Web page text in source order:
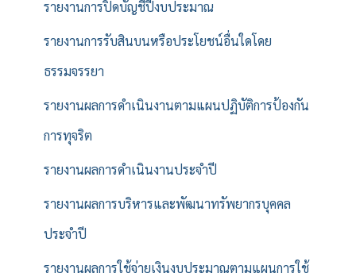
รายงานการปิดบัญชีปีงบประมาณ
รายงานการรับสินบนหรือประโยชน์อื่นใดโดย
ธรรมจรรยา
รายงานผลการดำเนินงานตามแผนปฏิบัติการป้องกัน
การทุจริต
รายงานผลการดำเนินงานประจำปี
รายงานผลการบริหารและพัฒนาทรัพยากรบุคคล
ประจำปี
รายงานผลการใช้จ่ายเงินงบประมาณตามแผนการใช้